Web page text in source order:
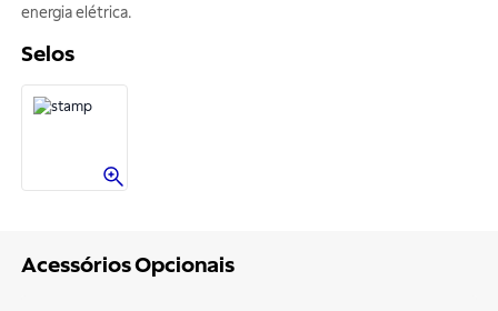
energia elétrica.
Selos
Acessórios Opcionais